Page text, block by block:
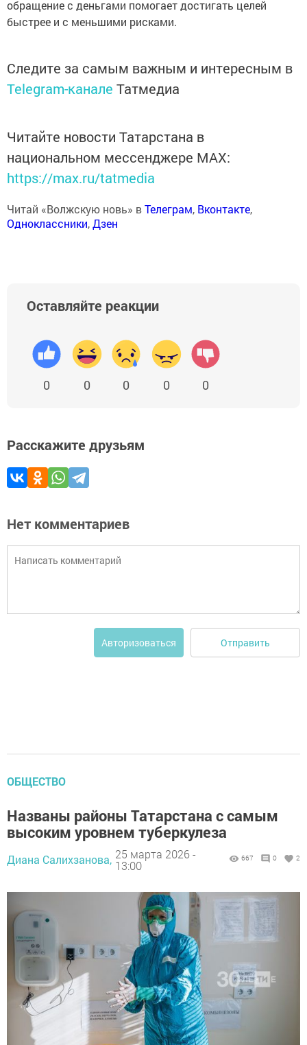
обращение с деньгами помогает достигать целей
быстрее и с меньшими рисками.
Следите за самым важным и интересным в
Telegram-канале Татмедиа
Читайте новости Татарстана в
национальном мессенджере MАХ:
https://max.ru/tatmedia
Читай «Волжскую новь» вТелеграм, Вконтакте,
Одноклассники,Дзен
Оставляйте реакции
0 0 0 0 0
Расскажите друзьям
Нет комментариев
Авторизоваться Отправить
ОБЩЕСТВО
Названы районы Татарстана с самым
высоким уровнем туберкулеза
Диана Салихзанова, 25 марта 2026 -
13:00
667 0 2